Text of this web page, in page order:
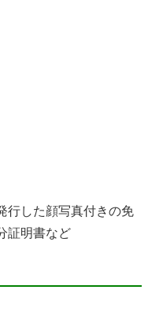
行した顔写真付きの免
証明書など